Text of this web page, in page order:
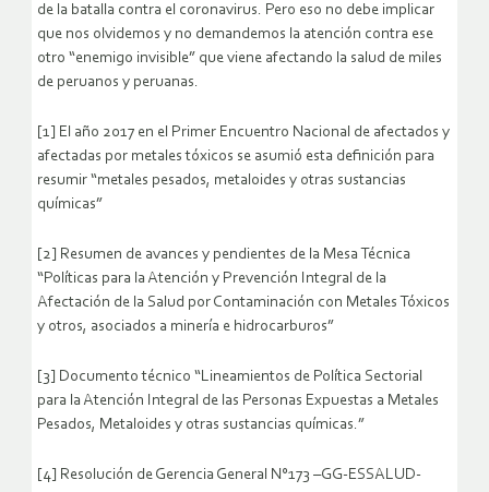
de la batalla contra el coronavirus. Pero eso no debe implicar
que nos olvidemos y no demandemos la atención contra ese
otro “enemigo invisible” que viene afectando la salud de miles
de peruanos y peruanas.
[1] El año 2017 en el Primer Encuentro Nacional de afectados y
afectadas por metales tóxicos se asumió esta definición para
resumir “metales pesados, metaloides y otras sustancias
químicas”
[2] Resumen de avances y pendientes de la Mesa Técnica
“Políticas para la Atención y Prevención Integral de la
Afectación de la Salud por Contaminación con Metales Tóxicos
y otros, asociados a minería e hidrocarburos”
[3] Documento técnico “Lineamientos de Política Sectorial
para la Atención Integral de las Personas Expuestas a Metales
Pesados, Metaloides y otras sustancias químicas.”
[4] Resolución de Gerencia General N°173 –GG-ESSALUD-